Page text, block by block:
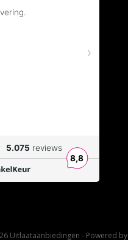
Uitlaataanbiedingen - Powered by